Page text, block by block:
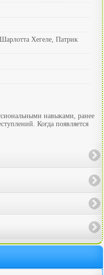
Хегеле, Патрик
навыками, ранее
Когда появляется